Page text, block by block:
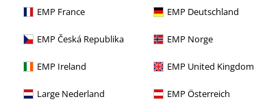
EMP France EMP Deutschland
EMP Česká Republika EMP Norge
EMP Ireland EMP United Kingdom
Large Nederland EMP Österreich